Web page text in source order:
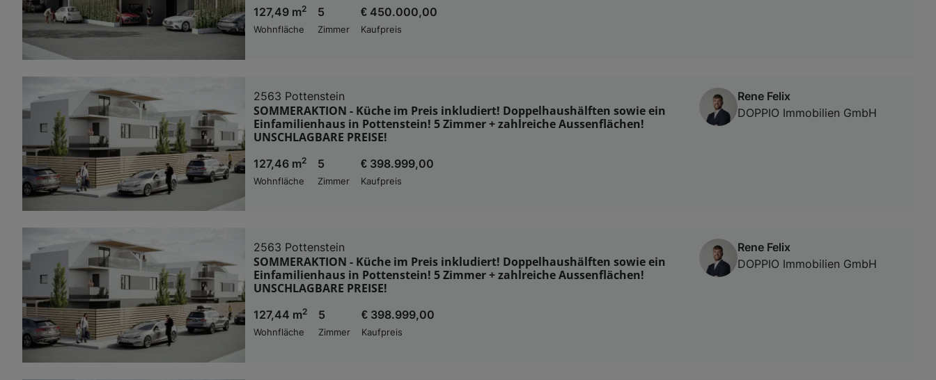
127,49 m2
Wohnfläche
5
Zimmer
€ 450.000,00
Kaufpreis
2563 Pottenstein
SOMMERAKTION - Küche im Preis inkludiert! Doppelhaushälften sowie ein
Einfamilienhaus in Pottenstein! 5 Zimmer + zahlreiche Aussenflächen!
UNSCHLAGBARE PREISE!
127,46 m2
Wohnfläche
5
Zimmer
€ 398.999,00
Kaufpreis
Rene Felix
DOPPIO Immobilien GmbH
2563 Pottenstein
SOMMERAKTION - Küche im Preis inkludiert! Doppelhaushälften sowie ein
Einfamilienhaus in Pottenstein! 5 Zimmer + zahlreiche Aussenflächen!
UNSCHLAGBARE PREISE!
127,44 m2
Wohnfläche
5
Zimmer
€ 398.999,00
Kaufpreis
Rene Felix
DOPPIO Immobilien GmbH